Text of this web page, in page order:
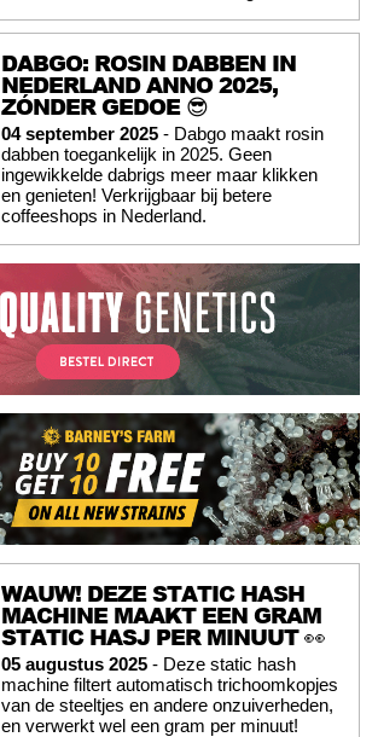
DABGO: ROSIN DABBEN IN
NEDERLAND ANNO 2025,
ZÓNDER GEDOE 😎
04 september 2025 - Dabgo maakt rosin
dabben toegankelijk in 2025. Geen
ingewikkelde dabrigs meer maar klikken
en genieten! Verkrijgbaar bij betere
coffeeshops in Nederland.
WAUW! DEZE STATIC HASH
MACHINE MAAKT EEN GRAM
STATIC HASJ PER MINUUT 👀
05 augustus 2025 - Deze static hash
machine filtert automatisch trichoomkopjes
van de steeltjes en andere onzuiverheden,
en verwerkt wel een gram per minuut!